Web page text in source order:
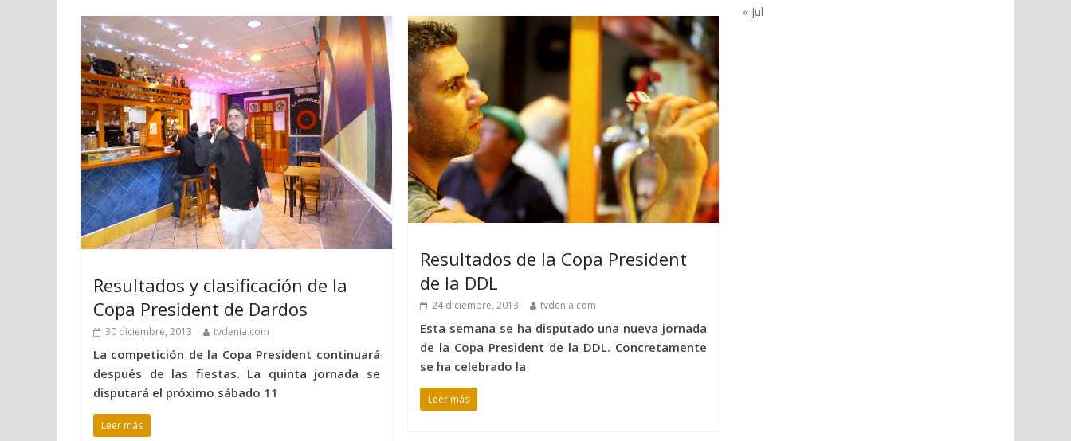
Resultados y clasificación de la
Copa President de Dardos
30 diciembre, 2013 tvdenia.com
La competición de la Copa President continuará
después de las fiestas. La quinta jornada se
disputará el próximo sábado 11
Leer más
Resultados de la Copa President
de la DDL
24 diciembre, 2013 tvdenia.com
Esta semana se ha disputado una nueva jornada
de la Copa President de la DDL. Concretamente
se ha celebrado la
Leer más
« Jul